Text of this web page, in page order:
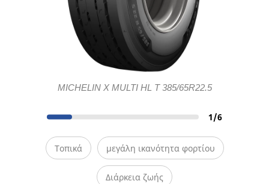
MICHELIN X MULTI HL T 385/65R22.5
1/6
Τοπικά μεγάλη ικανότητα φορτίου
Διάρκεια ζωής